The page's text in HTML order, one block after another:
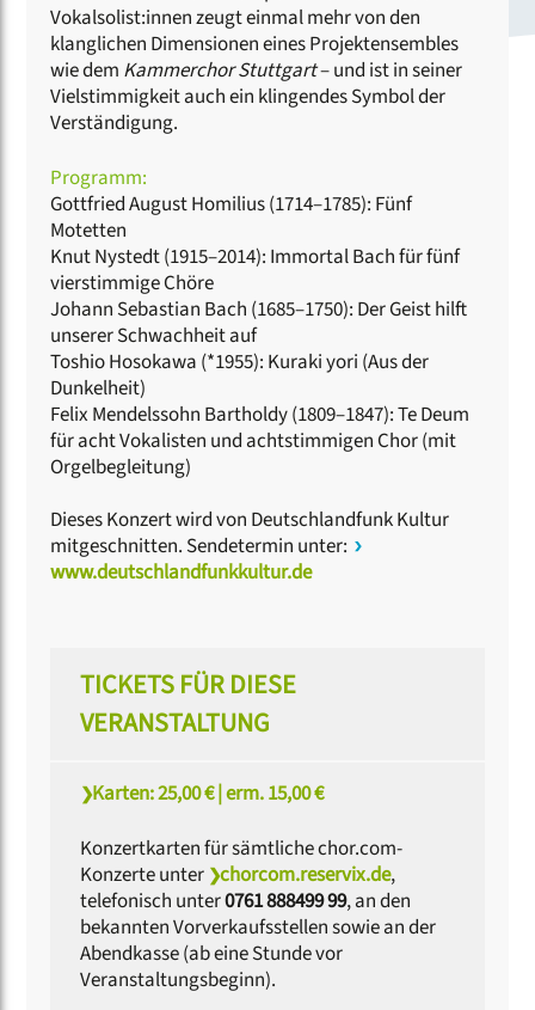
Vokalsolist:innen zeugt einmal mehr von den
klanglichen Dimensionen eines Projektensembles
wie dem Kammerchor Stuttgart– und ist in seiner
Vielstimmigkeit auch ein klingendes Symbol der
Verständigung.
Programm:
Gottfried August Homilius (1714–1785): Fünf
Motetten
Knut Nystedt (1915–2014): Immortal Bach für fünf
vierstimmige Chöre
Johann Sebastian Bach (1685–1750): Der Geist hilft
unserer Schwachheit auf
Toshio Hosokawa (*1955): Kuraki yori (Aus der
Dunkelheit)
Felix Mendelssohn Bartholdy (1809–1847): Te Deum
für acht Vokalisten und achtstimmigen Chor (mit
Orgelbegleitung)
Dieses Konzert wird von Deutschlandfunk Kultur
mitgeschnitten. Sendetermin unter:
www.deutschlandfunkkultur.de
TICKETS FÜR DIESE
VERANSTALTUNG
Karten: 25,00 € | erm. 15,00 €
Konzertkarten für sämtliche chor.com-
Konzerte unter chorcom.reservix.de,
telefonisch unter0761 888499 99, an den
bekannten Vorverkaufsstellen sowie an der
Abendkasse (ab eine Stunde vor
Veranstaltungsbeginn).